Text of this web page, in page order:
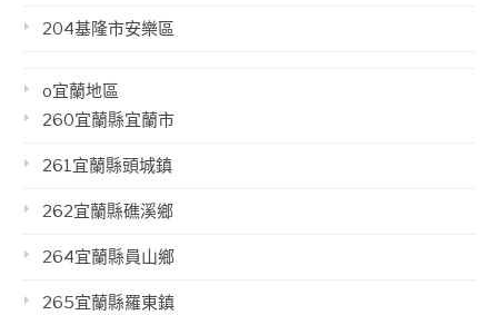
204基隆市安樂區
o宜蘭地區
260宜蘭縣宜蘭市
261宜蘭縣頭城鎮
262宜蘭縣礁溪鄉
264宜蘭縣員山鄉
265宜蘭縣羅東鎮